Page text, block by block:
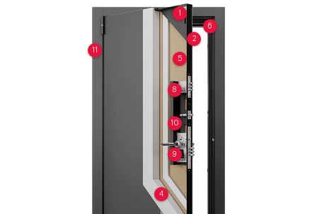
1
2
4
5
6
8
9
10
11